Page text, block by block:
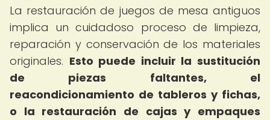
La restauración de juegos de mesa antiguos
implica un cuidadoso proceso de limpieza,
reparación y conservación de los materiales
originales. Esto puede incluir la sustitución
de piezas faltantes, el
reacondicionamiento de tableros y fichas,
o la restauración de cajas y empaques